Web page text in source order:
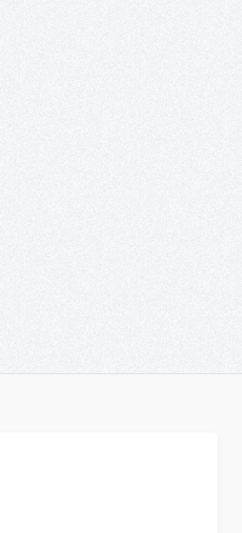
oder zu
die Anzahl
dieein oder